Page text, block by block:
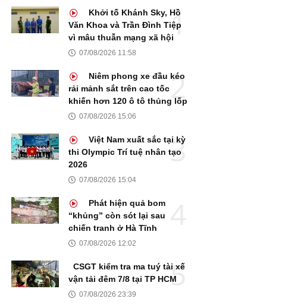
Khởi tố Khánh Sky, Hồ
Văn Khoa và Trần Đình Tiệp
vì mâu thuẫn mạng xã hội
07/08/2026 11:58
Niêm phong xe đầu kéo
rải mảnh sắt trên cao tốc
khiến hơn 120 ô tô thủng lốp
07/08/2026 15:06
Việt Nam xuất sắc tại kỳ
thi Olympic Trí tuệ nhân tạo
2026
07/08/2026 15:04
Phát hiện quả bom
“khủng” còn sót lại sau
chiến tranh ở Hà Tĩnh
07/08/2026 12:02
CSGT kiểm tra ma tuý tài xế
vận tải đêm 7/8 tại TP HCM
07/08/2026 23:39